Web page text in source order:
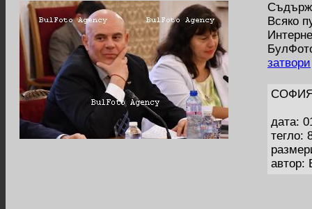
Всяко
затвори
СОФИЯ
дата:
тегло:
автор: